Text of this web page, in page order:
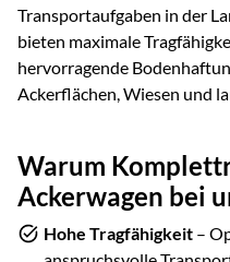
Transportaufgaben in der
bieten maximale
hervorragende
Ackerflächen, Wiesen und
Warum
Ackerwagen bei
Hohe Tragfähigkeit –